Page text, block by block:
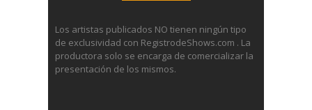
Los artistas publicados NO tienen ningún tipo
de exclusividad con RegistrodeShows.com . La
productora solo se encarga de comercializar la
presentación de los mismos.